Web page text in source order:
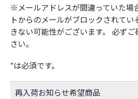
※メールアドレスが間違っていた場
トからのメールがブロックされて
きない可能性がございます。 必ず
さい。
*は必須です。
再入荷お知らせ希望商品